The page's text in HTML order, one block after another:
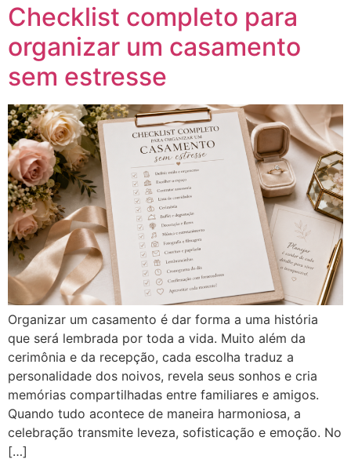
Checklist completo para
organizar um casamento
sem estresse
Organizar um casamento é dar forma a uma história
que será lembrada por toda a vida. Muito além da
cerimônia e da recepção, cada escolha traduz a
personalidade dos noivos, revela seus sonhos e cria
memórias compartilhadas entre familiares e amigos.
Quando tudo acontece de maneira harmoniosa, a
celebração transmite leveza, sofisticação e emoção. No
[…]